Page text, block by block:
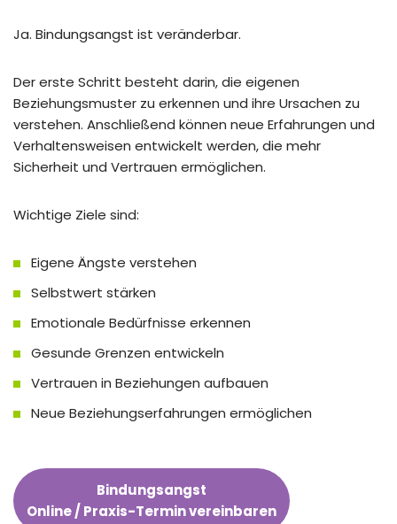
Ja. Bindungsangst ist veränderbar.
Der erste Schritt besteht darin, die eigenen
Beziehungsmuster zu erkennen und ihre Ursachen zu
verstehen. Anschließend können neue Erfahrungen und
Verhaltensweisen entwickelt werden, die mehr
Sicherheit und Vertrauen ermöglichen.
Wichtige Ziele sind:
Eigene Ängste verstehen
Selbstwert stärken
Emotionale Bedürfnisse erkennen
Gesunde Grenzen entwickeln
Vertrauen in Beziehungen aufbauen
Neue Beziehungserfahrungen ermöglichen
Bindungsangst
Online / Praxis-Termin vereinbaren